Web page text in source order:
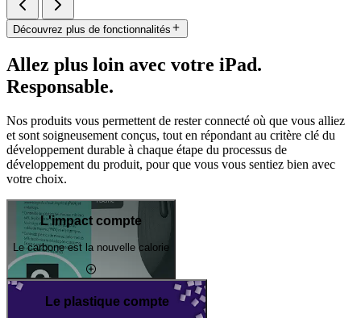
Découvrez plus de fonctionnalités
Allez plus loin avec votre iPad.
Responsable.
Nos produits vous permettent de rester connecté où que vous alliez
et sont soigneusement conçus, tout en répondant au critère clé du
développement durable à chaque étape du processus de
développement du produit, pour que vous vous sentiez bien avec
votre choix.
L'impact compte
Le carbone est la nouvelle calorie
Le plastique compte